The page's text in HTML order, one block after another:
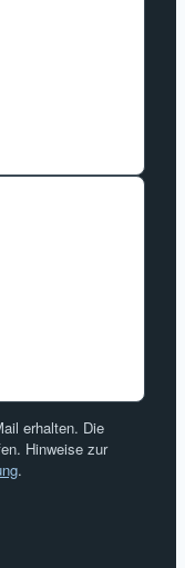
erhalten. Die
Hinweise zur
.